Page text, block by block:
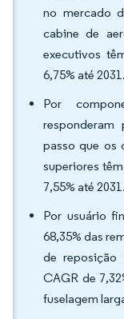
no mercado
cabine de
executivos
6,75% até 2031.
Por
passo que os
superiores
7,55% até 2031.
Por usuário
68,35% das
de reposição
CAGR de
fuselagem